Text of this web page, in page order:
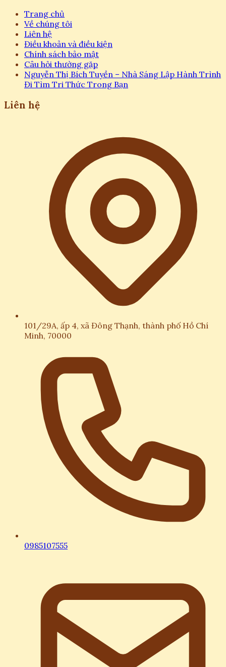
Trang chủ
Về chúng tôi
Liên hệ
Điều khoản và điều kiện
Chính sách bảo mật
Câu hỏi thường gặp
Nguyễn Thị Bích Tuyền – Nhà Sáng Lập Hành Trình
Đi Tìm Tri Thức Trong Bạn
Liên hệ
101/29A, ấp 4, xã Đông Thạnh, thành phố Hồ Chí
Minh, 70000
0985107555